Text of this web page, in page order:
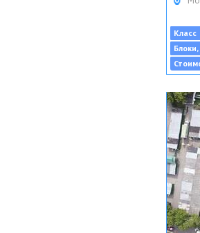
Класс